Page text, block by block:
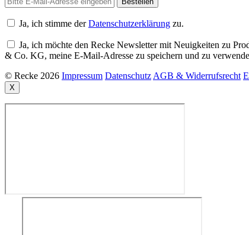
Ja, ich stimme derDatenschutzerklärung zu.
Ja, ich möchte den Recke Newsletter mit Neuigkeiten zu
& Co. KG, meine E-Mail-Adresse zu speichern und zu
© Recke 2026 Impressum Datenschutz AGB & Widerrufsrecht
X